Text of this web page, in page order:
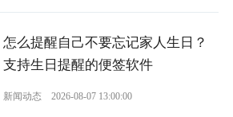
怎么提醒自己不要忘记家人生日？
支持生日提醒的便签软件
新闻动态 2026-08-07 13:00:00